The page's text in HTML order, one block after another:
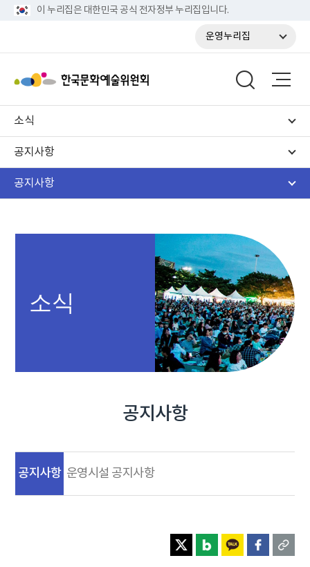
이 누리집은 대한민국 공식 전자정부 누리집입니다.
운영누리집
소식
공지사항
공지사항
소식
공지사항
공지사항 운영시설 공지사항